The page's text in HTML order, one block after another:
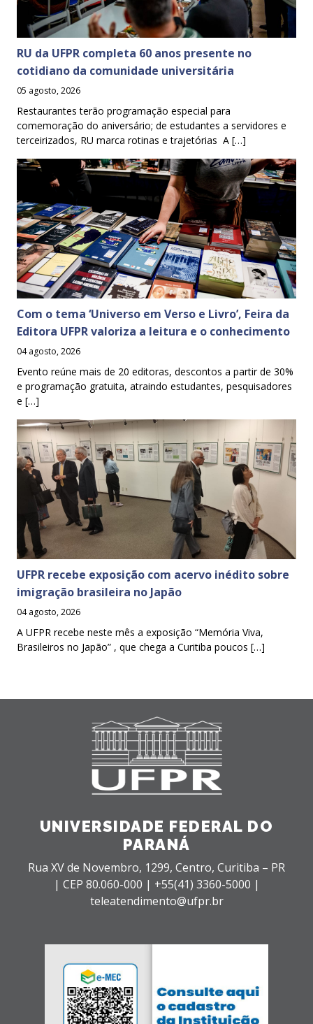
RU da UFPR completa 60 anos presente no
cotidiano da comunidade universitária
05 agosto, 2026
Restaurantes terão programação especial para
comemoração do aniversário; de estudantes a servidores e
terceirizados, RU marca rotinas e trajetórias A […]
Com o tema ‘Universo em Verso e Livro’, Feira da
Editora UFPR valoriza a leitura e o conhecimento
04 agosto, 2026
Evento reúne mais de 20 editoras, descontos a partir de 30%
e programação gratuita, atraindo estudantes, pesquisadores
e […]
UFPR recebe exposição com acervo inédito sobre
imigração brasileira no Japão
04 agosto, 2026
A UFPR recebe neste mês a exposição “Memória Viva,
Brasileiros no Japão” , que chega a Curitiba poucos […]
UNIVERSIDADE FEDERAL DO
PARANÁ
Rua XV de Novembro, 1299, Centro, Curitiba – PR
| CEP 80.060-000 | +55(41) 3360-5000 |
teleatendimento@ufpr.br